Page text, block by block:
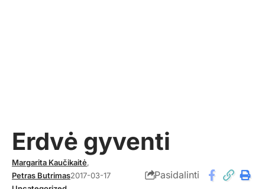
Erdvė gyventi
Margarita Kaučikaitė,
Petras Butrimas2017-03-17
Pasidalinti